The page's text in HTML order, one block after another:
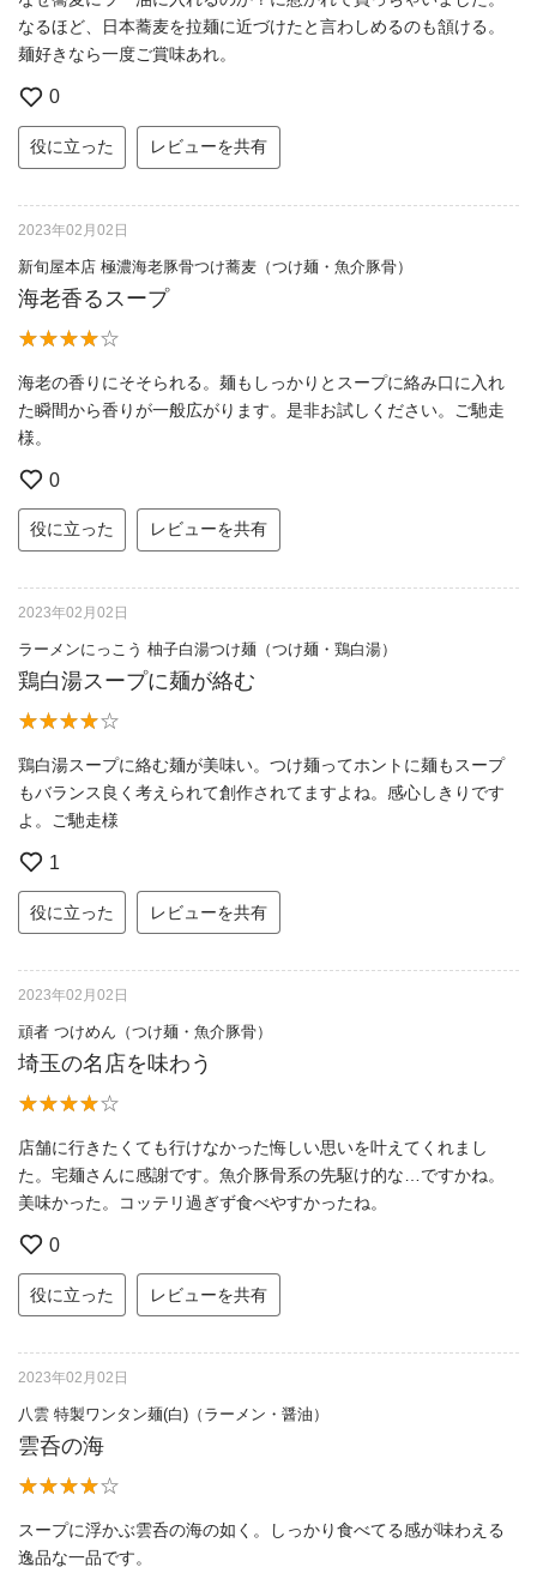
なるほど、日本蕎麦を拉麺に近づけたと言わしめるのも頷ける。
麺好きなら一度ご賞味あれ。
0
役に立った レビューを共有
2023年02月02日
新旬屋本店 極濃海老豚骨つけ蕎麦（つけ麺・魚介豚骨）
海老香るスープ
海老の香りにそそられる。麺もしっかりとスープに絡み口に入れ
た瞬間から香りが一般広がります。是非お試しください。ご馳走
様。
0
役に立った レビューを共有
2023年02月02日
ラーメンにっこう 柚子白湯つけ麺（つけ麺・鶏白湯）
鶏白湯スープに麺が絡む
鶏白湯スープに絡む麺が美味い。つけ麺ってホントに麺もスープ
もバランス良く考えられて創作されてますよね。感心しきりです
よ。ご馳走様
1
役に立った レビューを共有
2023年02月02日
頑者 つけめん（つけ麺・魚介豚骨）
埼玉の名店を味わう
店舗に行きたくても行けなかった悔しい思いを叶えてくれまし
た。宅麺さんに感謝です。魚介豚骨系の先駆け的な…ですかね。
美味かった。コッテリ過ぎず食べやすかったね。
0
役に立った レビューを共有
2023年02月02日
八雲 特製ワンタン麺(白)（ラーメン・醤油）
雲呑の海
スープに浮かぶ雲呑の海の如く。しっかり食べてる感が味わえる
逸品な一品です。